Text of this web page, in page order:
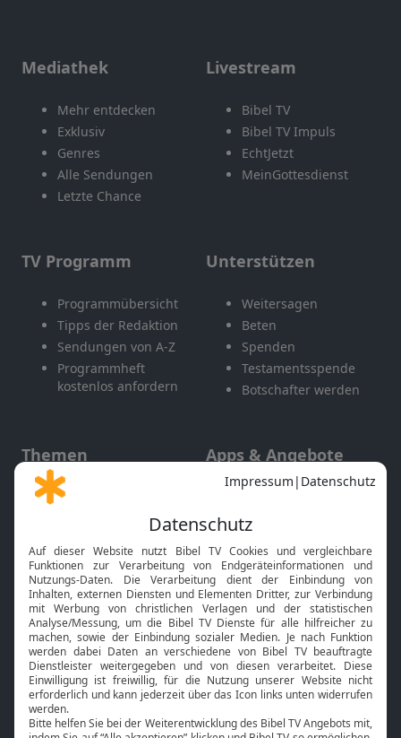
Mediathek
Mehr entdecken
Exklusiv
Genres
Alle Sendungen
Letzte Chance
Livestream
Bibel TV
Bibel TV Impuls
EchtJetzt
MeinGottesdienst
TV Programm
Programmübersicht
Tipps der Redaktion
Sendungen von A-Z
Programmheft
kostenlos anfordern
Unterstützen
Weitersagen
Beten
Spenden
Testamentsspende
Botschafter werden
Themen
Gott und Bibel erklärt
Neuigkeiten
Apps & Angebote
Mobile App
Smart TV
HbbTV
Bibelthek Online-Bibel
Nächster Gottesdienst
Bibel TV
Über uns
Service
Kontakt